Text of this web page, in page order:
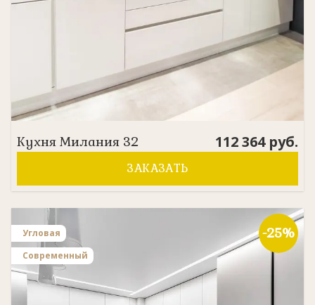
Кухня Милания 32 112 364руб.
ЗАКАЗАТЬ
-25%
Угловая
Современный